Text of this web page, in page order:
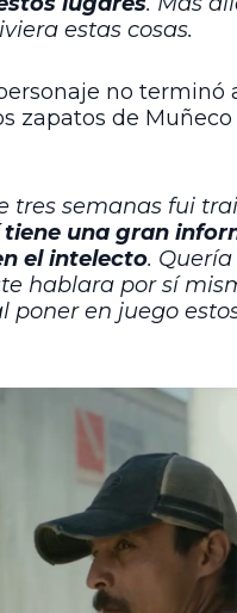
estas cosas.
no
zapatos de
semanas fui
una gran
el intelecto.
hablara por sí
en juego